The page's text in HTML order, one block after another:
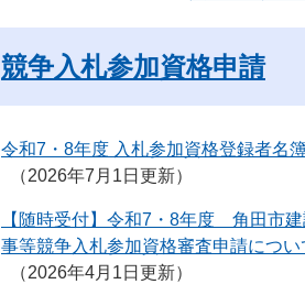
競争入札参加資格申請
令和7・8年度 入札参加資格登録者名
2026年7月1日更新
【随時受付】令和7・8年度 角田市建
事等競争入札参加資格審査申請につい
2026年4月1日更新